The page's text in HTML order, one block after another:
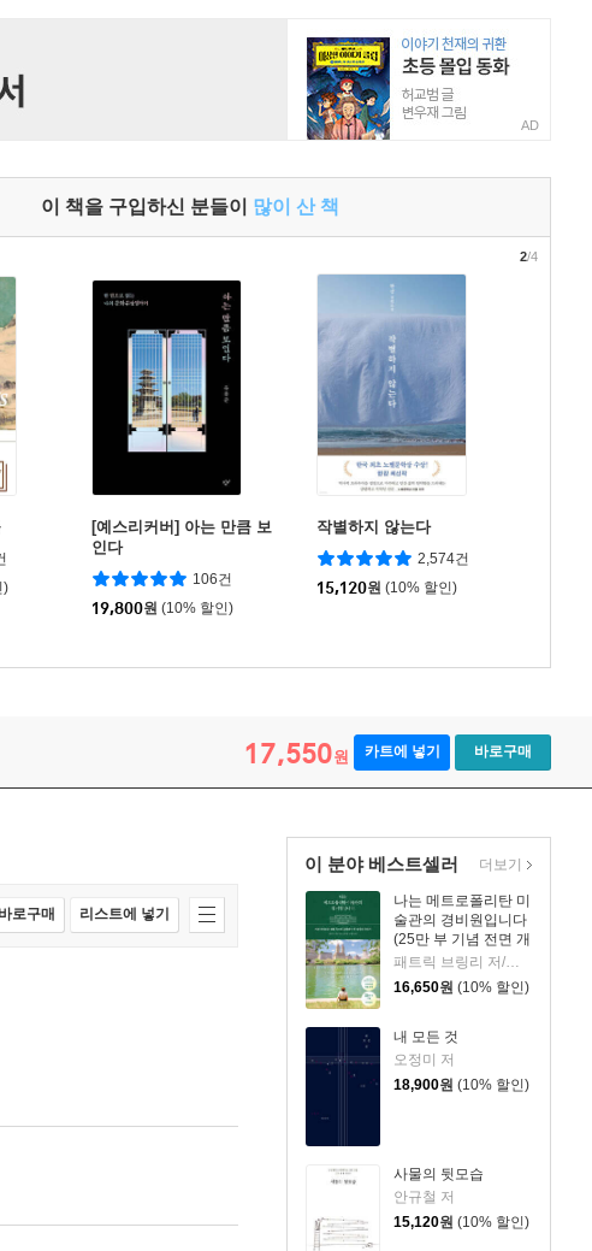
AD
이 책을 구입하신 분들이 많이 산 책
)
[예스리커버] 아는 만큼 보
인다
106건
19,800원 (10% 할인)
작별하지 않는다
2,574건
15,120원 (10% 할인)
2/4
17,550원 카트에 넣기 바로구매
이 분야 베스트셀러
나는 메트로폴리탄 미
술관의 경비원입니다
(25만 부 기념 전면 개
정판)
패트릭 브링리 저/김희정,조현주 역
16,650원 (10% 할인)
내 모든 것
오정미 저
18,900원 (10% 할인)
사물의 뒷모습
안규철 저
15,120원 (10% 할인)
더보기
바로구매 리스트에 넣기